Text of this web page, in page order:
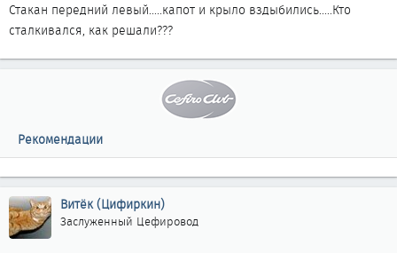
Стакан передний левый.....капот и крыло вздыбились.....Кто
сталкивался, как решали???
Рекомендации
Витёк (Цифиркин)
Заслуженный Цефировод